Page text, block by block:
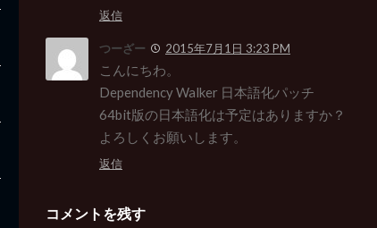
返信
つーざー 2015年7月1日 3:23 PM
こんにちわ。
Dependency Walker 日本語化パッチ
64bit版の日本語化は予定はありますか？
よろしくお願いします。
返信
コメントを残す